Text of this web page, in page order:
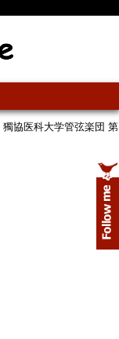
獨協医科大学管弦楽団 第